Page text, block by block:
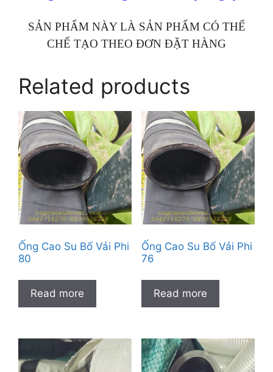
SẢN PHẨM NÀY LÀ SẢN PHẨM CÓ THỂ
CHẾ TẠO THEO ĐƠN ĐẶT HÀNG
Related products
Ống Cao Su Bố Vải Phi
80
Read more
Ống Cao Su Bố Vải Phi
76
Read more